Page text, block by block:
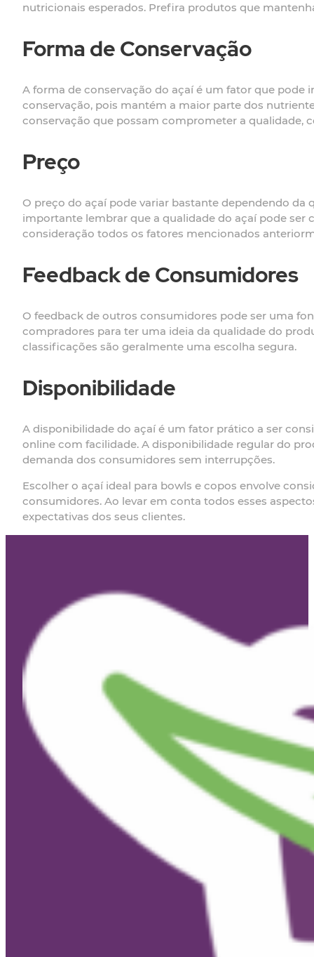
nutricionais esperados. Prefira produtos que
Forma de Conservação
A forma de conservação do açaí é um fator que
conservação, pois mantém a maior parte dos
conservação que possam comprometer a qualidade,
Preço
O preço do açaí pode variar bastante dependendo
importante lembrar que a qualidade do açaí pode
consideração todos os fatores mencionados
Feedback de Consumidores
O feedback de outros consumidores pode ser uma
compradores para ter uma ideia da qualidade do
classificações são geralmente uma escolha segura.
Disponibilidade
A disponibilidade do açaí é um fator prático a ser
online com facilidade. A disponibilidade regular do
demanda dos consumidores sem interrupções.
Escolher o açaí ideal para bowls e copos envolve
consumidores. Ao levar em conta todos esses
expectativas dos seus clientes.